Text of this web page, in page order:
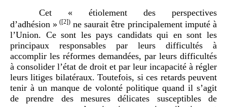
Cet «
étiolement des perspectives
d’adhésion » ([2])ne saurait être principalement imputé à
l’Union. Ce sont les pays candidats qui en sont les
principaux responsables par leurs difficultés à
accomplir les réformes demandées, par leurs difficultés
à consolider l’état de droit et par leur incapacité à régler
leurs litiges bilatéraux. Toutefois, si ces retards peuvent
tenir à un manque de volonté politique quand il s’agit
de prendre des mesures délicates susceptibles de